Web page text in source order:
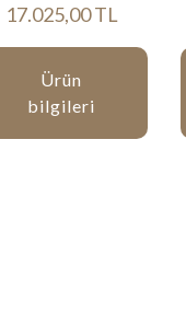
17.025,00 TL
Ürün
bilgileri